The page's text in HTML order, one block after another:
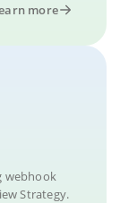
more
webhook
Strategy.